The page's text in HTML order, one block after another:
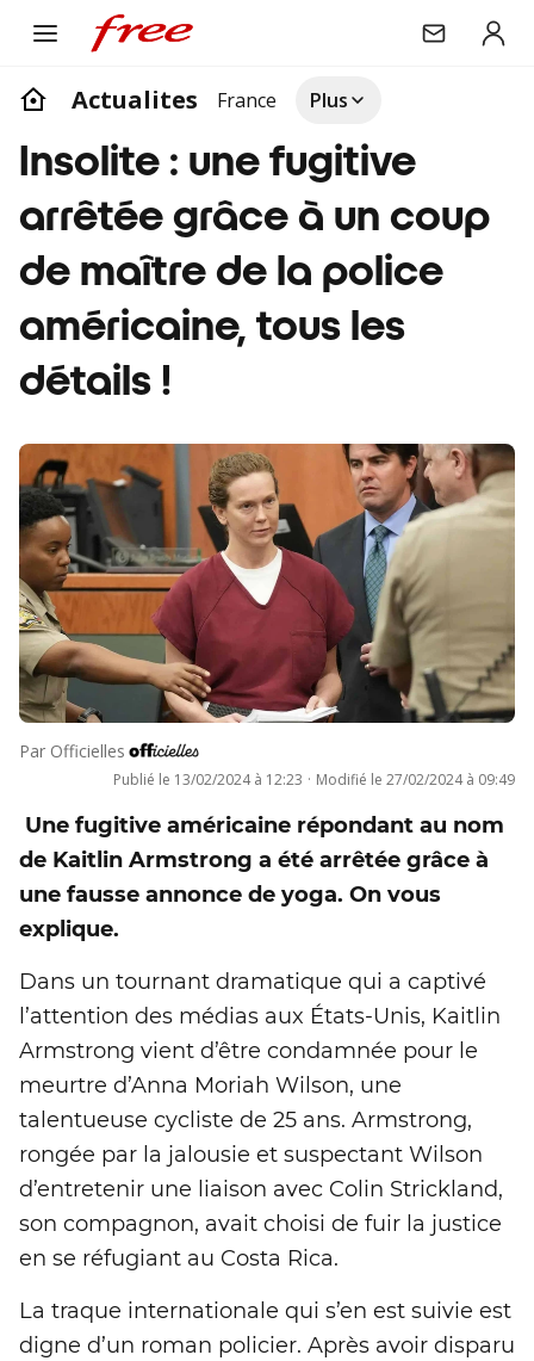
Actualites France Plus
Insolite : une fugitive
arrêtée grâce à un coup
de maître de la police
américaine, tous les
détails !
Par Officielles
Publié le 13/02/2024 à 12:23 · Modifié le 27/02/2024 à 09:49
Une fugitive américaine répondant au nom
de Kaitlin Armstrong a été arrêtée grâce à
une fausse annonce de yoga. On vous
explique.
Dans un tournant dramatique qui a captivé
l’attention des médias aux États-Unis, Kaitlin
Armstrong vient d’être condamnée pour le
meurtre d’Anna Moriah Wilson, une
talentueuse cycliste de 25 ans. Armstrong,
rongée par la jalousie et suspectant Wilson
d’entretenir une liaison avec Colin Strickland,
son compagnon, avait choisi de fuir la justice
en se réfugiant au Costa Rica.
La traque internationale qui s’en est suivie est
digne d’un roman policier. Après avoir disparu